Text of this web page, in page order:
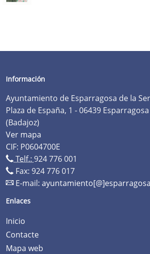
Información
Ayuntamiento de Esparragosa de la
Plaza de España, 1 - 06439
(Badajoz)
Ver mapa
CIF: P0604700E
Telf.: 924 776 001
Fax: 924 776 017
E-mail:
Enlaces
Inicio
Contacte
Mapa web